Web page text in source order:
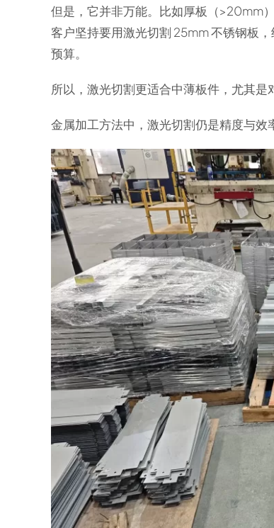
但是，它并非万能。比如厚板（>20mm
客户坚持要用激光切割 25mm 不锈钢板
预算。
所以，激光切割更适合中薄板件，尤其是
金属加工方法中，激光切割仍是精度与效